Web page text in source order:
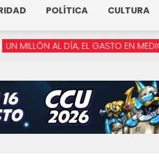
POLÍTICA CULTURA
EL GASTO EN MEDIOS DE ARMENTA